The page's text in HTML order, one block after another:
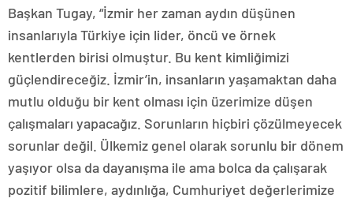
Başkan Tugay, “İzmir her zaman aydın düşünen
insanlarıyla Türkiye için lider, öncü ve örnek
kentlerden birisi olmuştur. Bu kent kimliğimizi
güçlendireceğiz. İzmir’in, insanların yaşamaktan daha
mutlu olduğu bir kent olması için üzerimize düşen
çalışmaları yapacağız. Sorunların hiçbiri çözülmeyecek
sorunlar değil. Ülkemiz genel olarak sorunlu bir dönem
yaşıyor olsa da dayanışma ile ama bolca da çalışarak
pozitif bilimlere, aydınlığa, Cumhuriyet değerlerimize